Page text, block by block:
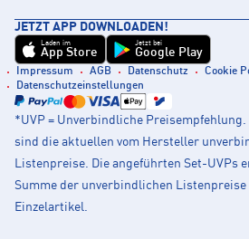
JETZT APP DOWNLOADEN!
Laden im
App Store
Jetzt bei
Google Play
Impressum AGB Datenschutz
Cookie
Datenschutzeinstellungen
*UVP = Unverbindliche Preisempfehlung.
sind die aktuellen vom Hersteller
Listenpreise. Die angeführten Set-UVPs
Summe der unverbindlichen Listenpreise
Einzelartikel.